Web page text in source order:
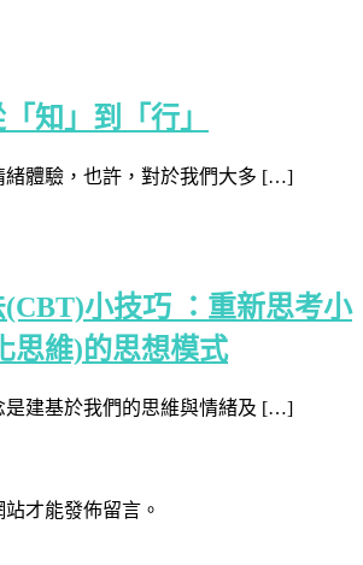
知」到「行」
緒體驗，也許，對於我們大多 […]
小技巧 ：重新思考小
思維)的思想模式
是建基於我們的思維與情緒及 […]
站才能發佈留言。